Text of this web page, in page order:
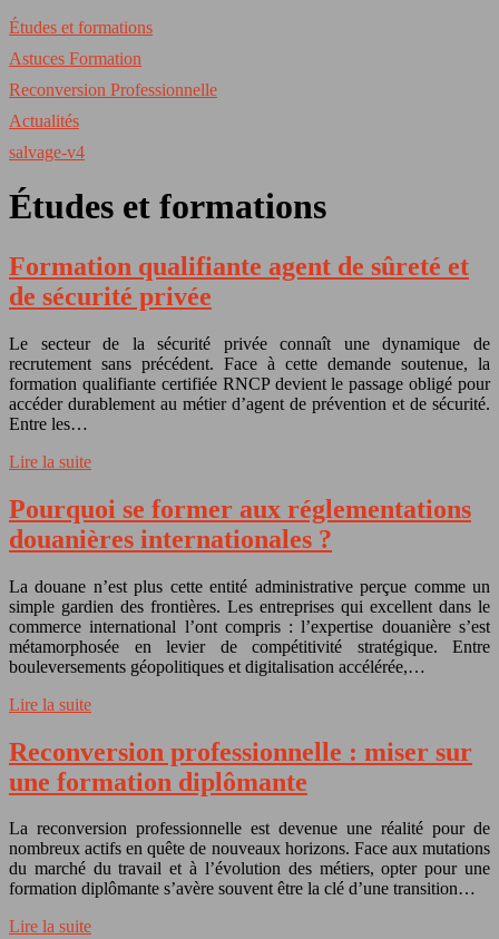
Études et formations
Astuces Formation
Reconversion Professionnelle
Actualités
salvage-v4
Études et formations
Formation qualifiante agent de sûreté et
de sécurité privée
Le secteur de la sécurité privée connaît une dynamique de
recrutement sans précédent. Face à cette demande soutenue, la
formation qualifiante certifiée RNCP devient le passage obligé pour
accéder durablement au métier d’agent de prévention et de sécurité.
Entre les…
Lire la suite
Pourquoi se former aux réglementations
douanières internationales ?
La douane n’est plus cette entité administrative perçue comme un
simple gardien des frontières. Les entreprises qui excellent dans le
commerce international l’ont compris : l’expertise douanière s’est
métamorphosée en levier de compétitivité stratégique. Entre
bouleversements géopolitiques et digitalisation accélérée,…
Lire la suite
Reconversion professionnelle : miser sur
une formation diplômante
La reconversion professionnelle est devenue une réalité pour de
nombreux actifs en quête de nouveaux horizons. Face aux mutations
du marché du travail et à l’évolution des métiers, opter pour une
formation diplômante s’avère souvent être la clé d’une transition…
Lire la suite